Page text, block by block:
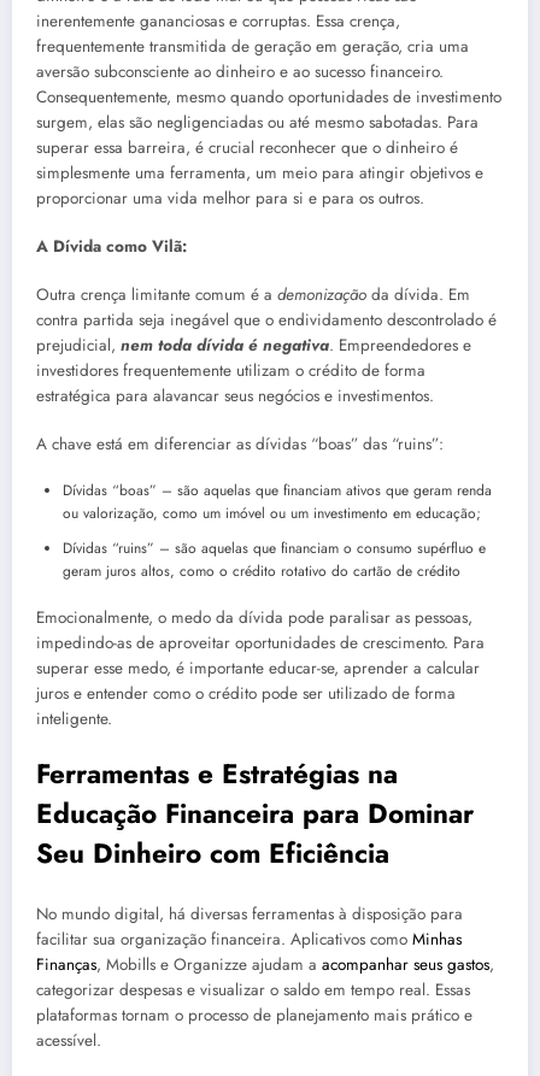
inerentemente gananciosas e corruptas. Essa crença,
frequentemente transmitida de geração em geração, cria uma
aversão subconsciente ao dinheiro e ao sucesso financeiro.
Consequentemente, mesmo quando oportunidades de investimento
surgem, elas são negligenciadas ou até mesmo sabotadas. Para
superar essa barreira, é crucial reconhecer que o dinheiro é
simplesmente uma ferramenta, um meio para atingir objetivos e
proporcionar uma vida melhor para si e para os outros.
A Dívida como Vilã:
Outra crença limitante comum é a demonização da dívida. Em
contra partida seja inegável que o endividamento descontrolado é
prejudicial, nem toda dívida é negativa. Empreendedores e
investidores frequentemente utilizam o crédito de forma
estratégica para alavancar seus negócios e investimentos.
A chave está em diferenciar as dívidas “boas” das “ruins”:
Dívidas “boas” – são aquelas que financiam ativos que geram renda
ou valorização, como um imóvel ou um investimento em educação;
Dívidas “ruins” – são aquelas que financiam o consumo supérfluo e
geram juros altos, como o crédito rotativo do cartão de crédito
Emocionalmente, o medo da dívida pode paralisar as pessoas,
impedindo-as de aproveitar oportunidades de crescimento. Para
superar esse medo, é importante educar-se, aprender a calcular
juros e entender como o crédito pode ser utilizado de forma
inteligente.
Ferramentas e Estratégias na
Educação Financeira para Dominar
Seu Dinheiro com Eficiência
No mundo digital, há diversas ferramentas à disposição para
facilitar sua organização financeira. Aplicativos como Minhas
Finanças, Mobills e Organizze ajudam a acompanhar seus gastos,
categorizar despesas e visualizar o saldo em tempo real. Essas
plataformas tornam o processo de planejamento mais prático e
acessível.